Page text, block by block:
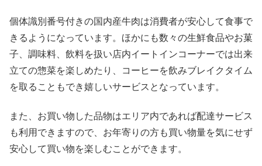
個体識別番号付きの国内産牛肉は消費者が安心して食事で
きるようになっています。ほかにも数々の生鮮食品やお菓
子、調味料、飲料を扱い店内イートインコーナーでは出来
立ての惣菜を楽しめたり、コーヒーを飲みブレイクタイム
を取ることもでき嬉しいサービスとなっています。
また、お買い物した品物はエリア内であれば配達サービス
も利用できますので、お年寄りの方も買い物量を気にせず
安心して買い物を楽しむことができます。